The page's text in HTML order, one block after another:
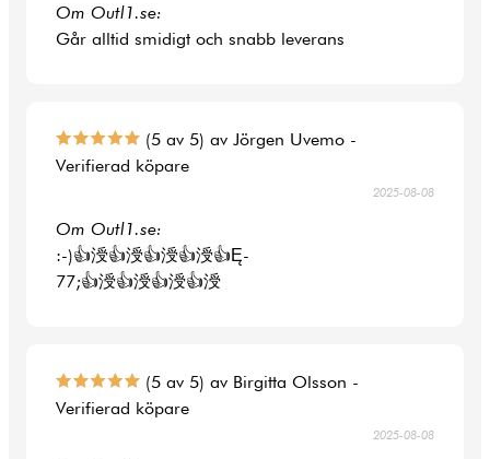
Om Outl1.se:
Går alltid smidigt och snabb leverans
(5 av 5) av Jörgen Uvemo -
Verifierad köpare
2025-08-08
Om Outl1.se:
:-)👍涭👍涭👍涭👍涭👍Ę-
77;👍涭👍涭👍涭👍涭
(5 av 5) av Birgitta Olsson -
Verifierad köpare
2025-08-08